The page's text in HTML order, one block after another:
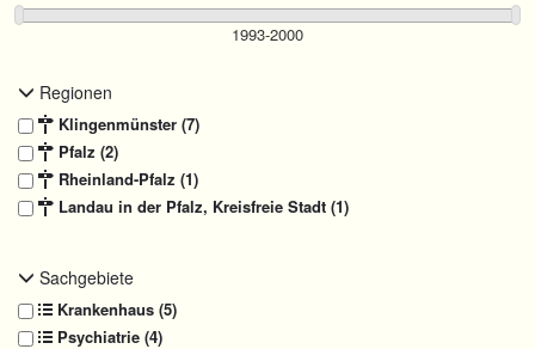
Regionen
Klingenmünster (7)
Pfalz (2)
Rheinland-Pfalz (1)
Landau in der Pfalz, Kreisfreie Stadt (1)
Sachgebiete
Krankenhaus (5)
Psychiatrie (4)